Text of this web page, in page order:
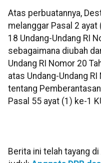
Atas perbuatannya,
melanggar Pasal 2
18 Undang-Undang RI
sebagaimana diubah
Undang RI Nomor 20
atas Undang-Undang
tentang
Pasal 55 ayat (1) ke-1
Berita ini telah tayang